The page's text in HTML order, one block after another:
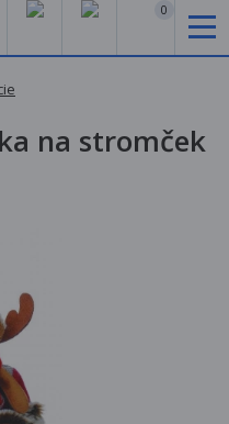
0
na stromček